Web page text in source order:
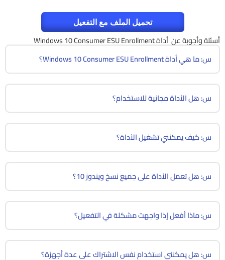
تحميل الملف مع التفعيل
أسئلة وأجوبة عن أداة Windows 10 Consumer ESU Enrollment
س: ما هي أداة Windows 10 Consumer ESU Enrollment؟
س: هل الأداة مجانية للاستخدام؟
س: كيف يمكنني تشغيل الأداة؟
س: هل تعمل الأداة على جميع نسخ ويندوز 10؟
س: ماذا أفعل إذا واجهت مشكلة في التفعيل؟
س: هل يمكنني استخدام نفس الاشتراك على عدة أجهزة؟